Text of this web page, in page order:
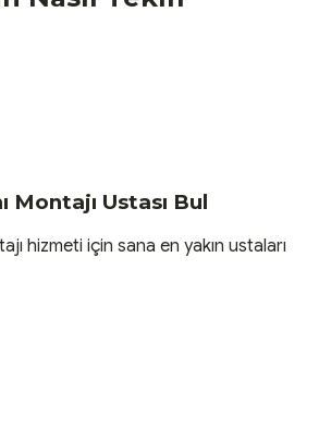
Montajı Ustası Bul
hizmeti için sana en yakın ustaları